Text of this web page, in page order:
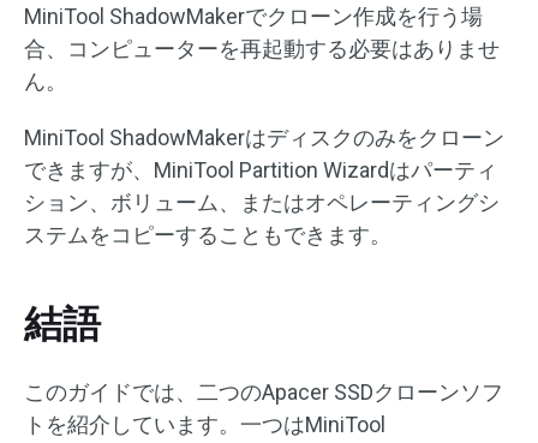
MiniTool ShadowMakerでクローン作成を行う場
合、コンピューターを再起動する必要はありませ
ん。
MiniTool ShadowMakerはディスクのみをクローン
できますが、MiniTool Partition Wizardはパーティ
ション、ボリューム、またはオペレーティングシ
ステムをコピーすることもできます。
結語
このガイドでは、二つのApacer SSDクローンソフ
トを紹介しています。一つはMiniTool